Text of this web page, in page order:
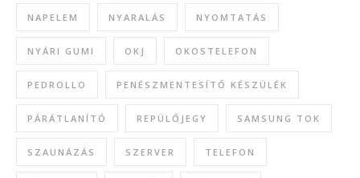
NAPELEM NYARALÁS NYOMTATÁS
NYÁRI GUMI OKJ OKOSTELEFON
PEDROLLO PENÉSZMENTESÍTŐ KÉSZÜLÉK
PÁRÁTLANÍTÓ REPÜLŐJEGY SAMSUNG TOK
SZAUNÁZÁS SZERVER TELEFON